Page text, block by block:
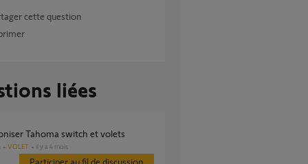
cette question
liées
Tahoma switch et volets
VOLET il y a 4 mois
Participer au fil de discussion